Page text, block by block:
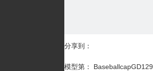
分享到：
模型第： BaseballcapGD129